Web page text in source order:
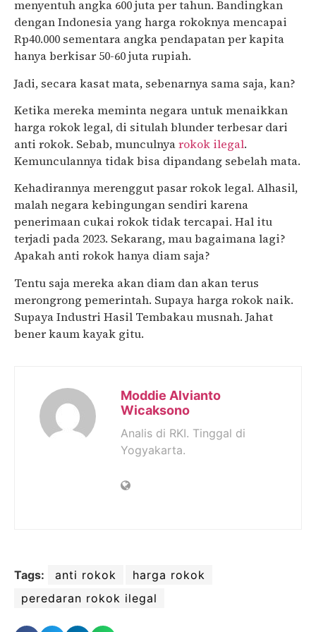
menyentuh angka 600 juta per tahun. Bandingkan
dengan Indonesia yang harga rokoknya mencapai
Rp40.000 sementara angka pendapatan per kapita
hanya berkisar 50-60 juta rupiah.
Jadi, secara kasat mata, sebenarnya sama saja, kan?
Ketika mereka meminta negara untuk menaikkan
harga rokok legal, di situlah blunder terbesar dari
anti rokok. Sebab, munculnyarokok ilegal.
Kemunculannya tidak bisa dipandang sebelah mata.
Kehadirannya merenggut pasar rokok legal. Alhasil,
malah negara kebingungan sendiri karena
penerimaan cukai rokok tidak tercapai. Hal itu
terjadi pada 2023. Sekarang, mau bagaimana lagi?
Apakah anti rokok hanya diam saja?
Tentu saja mereka akan diam dan akan terus
merongrong pemerintah. Supaya harga rokok naik.
Supaya Industri Hasil Tembakau musnah. Jahat
bener kaum kayak gitu.
Moddie Alvianto
Wicaksono
Analis di RKI. Tinggal di
Yogyakarta.
Tags: anti rokok
harga rokok
peredaran rokok ilegal